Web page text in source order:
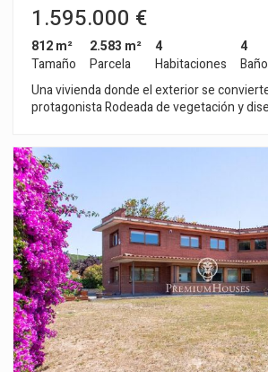
1.595.000 €
812 m²
Tamaño
2.583 m²
Parcela
4
Habitaciones
4
Una vivienda donde el exterior se
protagonista Rodeada de vegetación y diseñada para disfrutar
el que cada espacio invita al descanso, al
momentos en familia o con amigos. El jardín, cuidadosamente
integrado en la parcela, se combina con
y una pista de tenis privada, creando un
lleno de posibilidades. Diferentes
del exterior en cualquier momento del
porche con comedor de verano, espacio
barbacoa, todo ello pensado para
clima y el entorno. La vivienda principal se organiza en una
sola planta, aportando una gran
amplio hall de entrada distribuye los
claramente las áreas de convivencia y descanso.
para compartir La zona de día destaca por sus amplias